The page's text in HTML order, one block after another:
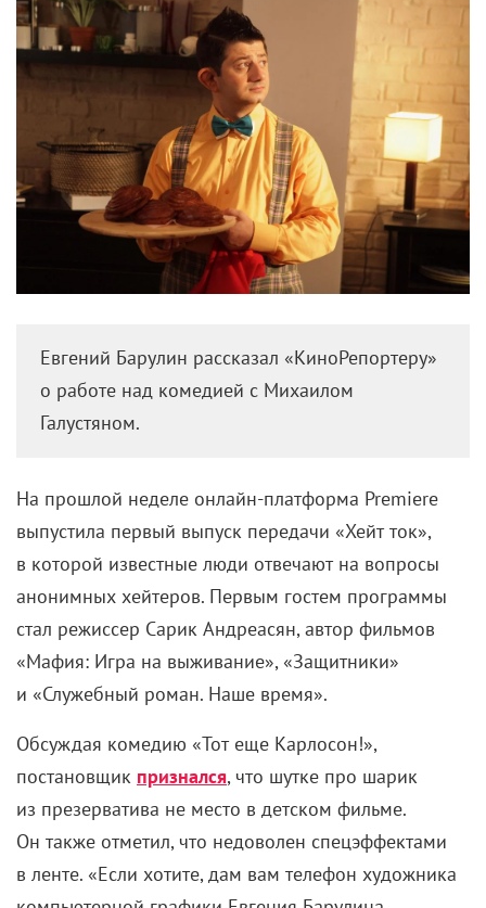
Евгений Барулин рассказал «КиноРепортеру»
о работе над комедией с Михаилом
Галустяном.
выпустила первый выпуск передачи «Хейт ток»,
в которой известные люди отвечают на вопросы
анонимных хейтеров. Первым гостем программы
«Мафия: Игра на выживание», «Защитники»
и «Служебный роман. Наше время».
Обсуждая комедию «Тот еще Карлосон!»,
постановщикпризнался, что шутке про шарик
из презерватива не место в детском фильме.
Он также отметил, что недоволен спецэффектами
в ленте. «Если хотите, дам вам телефон художника
компьютерной графики Евгения Барулина,
вы позвоните ему и скажите, что он сволочь — взял
у меня миллион долларов, а выдал такое говно», —
призвал оппонентов Андреасян.
«КиноРепортер» попросил Евгения Барулина